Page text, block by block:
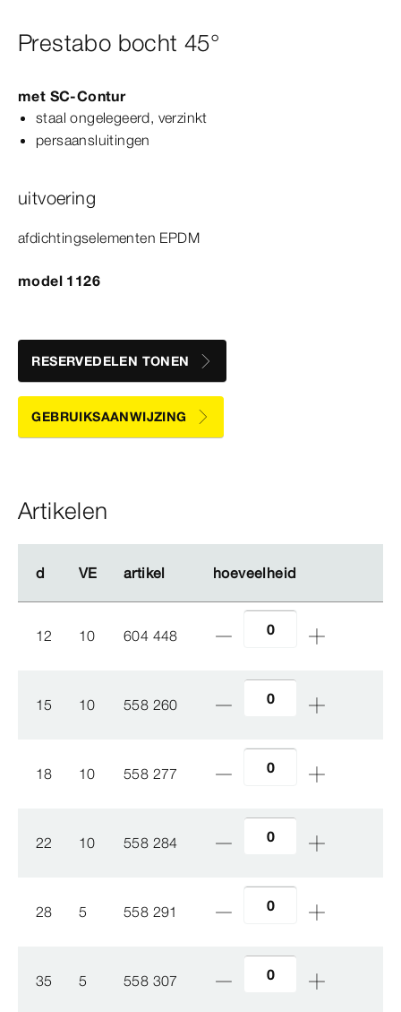
Prestabo bocht 45°
met SC‑Contur
staal ongelegeerd, verzinkt
persaansluitingen
uitvoering
afdichtingselementen EPDM
model 1126
RESERVEDELEN TONEN
GEBRUIKSAANWIJZING
Artikelen
d VE artikel hoeveelheid
d VE artikel hoeveelheid
12 10 604 448
15 10 558 260
18 10 558 277
22 10 558 284
28 5 558 291
35 5 558 307